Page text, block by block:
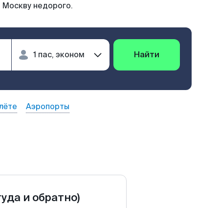
недорого.
Найти
Аэропорты
и обратно)